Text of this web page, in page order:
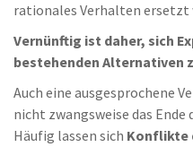
rationales Verhalten ersetzt
Vernünftig ist daher, sich
bestehenden Alternativen
Auch eine ausgesprochene
nicht zwangsweise das
Häufig lassen sich Konflikte